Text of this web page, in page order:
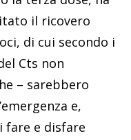
il ricovero
di cui secondo i
Cts non
– sarebbero
e,
fare e disfare